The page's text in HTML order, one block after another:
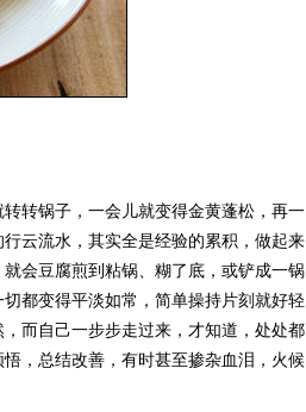
转锅子，一会儿就变得金黄蓬松，再一
云流水，其实全是经验的累积，做起来
会豆腐煎到粘锅、糊了底，或铲成一锅
都变得平淡如常，简单操持片刻就好轻
而自己一步步走过来，才知道，处处都
，总结改善，有时甚至掺杂血泪，火候